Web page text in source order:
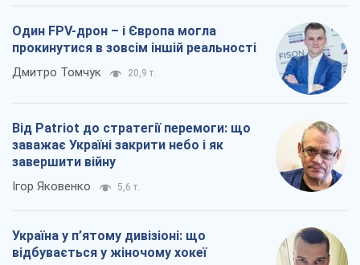
Один FPV-дрон – і Європа могла
прокинутися в зовсім іншій реальності
Дмитро Томчук 20,9 т.
Від Patriot до стратегії перемоги: що
заважає Україні закрити небо і як
завершити війну
Ігор Яковенко 5,6 т.
Україна у п’ятому дивізіоні: що
відбувається у жіночому хокеї